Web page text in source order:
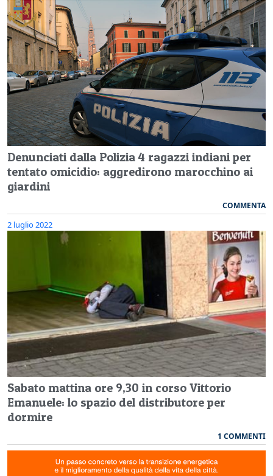
Denunciati dalla Polizia 4 ragazzi indiani per
tentato omicidio: aggredirono marocchino ai
giardini
COMMENTA
2 luglio 2022
Sabato mattina ore 9,30 in corso Vittorio
Emanuele: lo spazio del distributore per
dormire
1 COMMENTI